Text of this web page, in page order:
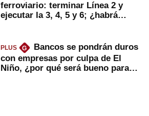
ferroviario: terminar Línea 2 y
ejecutar la 3, 4, 5 y 6; ¿habrá
PLUS G
Bancos se pondrán duros
con empresas por culpa de El
Niño, ¿por qué será bueno para